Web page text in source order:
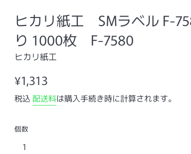
ヒカリ紙工 SMラベル F-
り 1000枚 F-7580
ヒカリ紙工
通
価
¥1,313
税込 配送料は購入手続き時に計算されます。
個数